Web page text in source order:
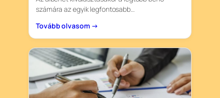
számára az egyik legfontosabb…
Tovább olvasom →